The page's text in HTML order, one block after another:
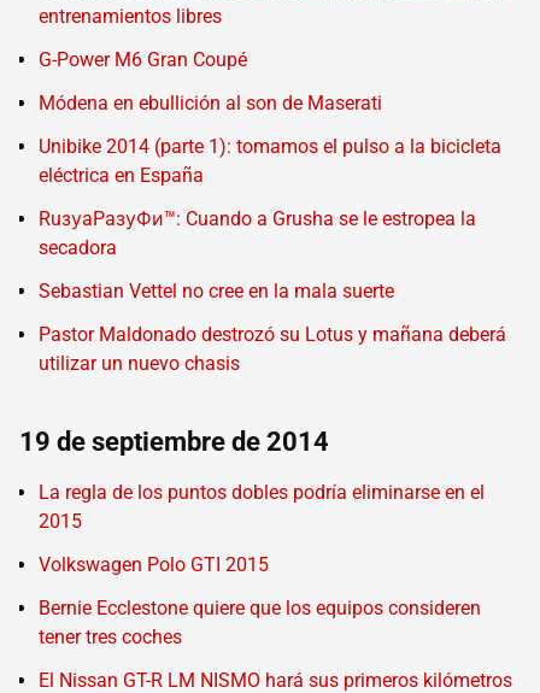
entrenamientos libres
G-Power M6 Gran Coupé
Módena en ebullición al son de Maserati
Unibike 2014 (parte 1): tomamos el pulso a la bicicleta
eléctrica en España
RuзуaPaзуФи™: Cuando a Grusha se le estropea la
secadora
Sebastian Vettel no cree en la mala suerte
Pastor Maldonado destrozó su Lotus y mañana deberá
utilizar un nuevo chasis
19 de septiembre de 2014
La regla de los puntos dobles podría eliminarse en el
2015
Volkswagen Polo GTI 2015
Bernie Ecclestone quiere que los equipos consideren
tener tres coches
El Nissan GT-R LM NISMO hará sus primeros kilómetros